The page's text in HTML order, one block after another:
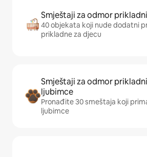
Smještaji za odmor
40 objekata koji nude dodatni
prikladne za djecu
Smještaji za odmor
ljubimce
Pronađite 30 smeštaja koji
ljubimce